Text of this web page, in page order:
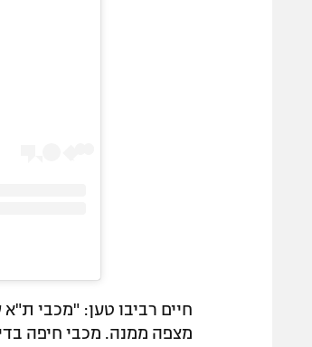
חיים רביבו טען: "מכבי
מצפה ממנה. מכבי חיפה